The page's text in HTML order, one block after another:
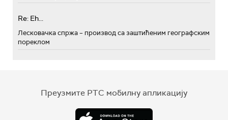
Re: Eh...
Лесковачка спржа – производ са заштићеним географским
пореклом
Преузмите РТС мобилну апликацију